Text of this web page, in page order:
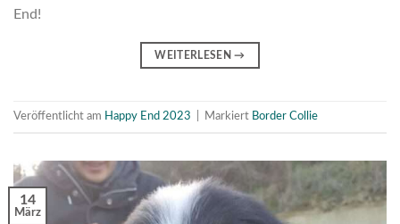
End!
WEITERLESEN→
Veröffentlicht am Happy End 2023 Markiert Border Collie
14
März